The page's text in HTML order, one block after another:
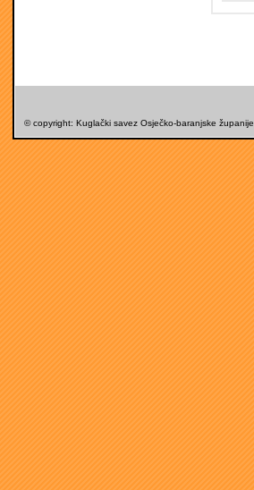
© copyright: Kuglački savez Osječko-baranjske županije